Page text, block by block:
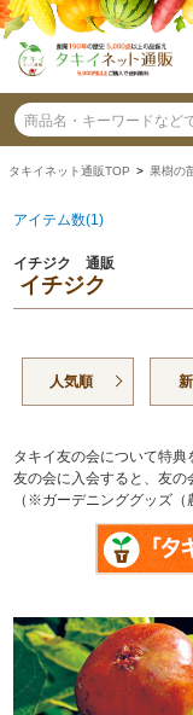
タキイネット通販TOP > 果樹の
アイテム数(1)
イチジク 通販
イチジク
人気順
タキイ友の会について特典
友の会に入会すると、友の
（※ガーデニンググッズ（